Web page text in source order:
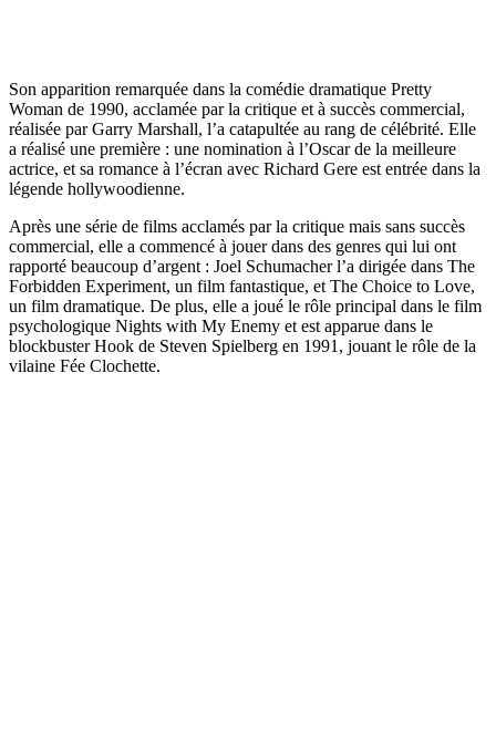
Son apparition remarquée dans la comédie dramatique Pretty
Woman de 1990, acclamée par la critique et à succès commercial,
réalisée par Garry Marshall, l’a catapultée au rang de célébrité. Elle
a réalisé une première : une nomination à l’Oscar de la meilleure
actrice, et sa romance à l’écran avec Richard Gere est entrée dans la
légende hollywoodienne.
Après une série de films acclamés par la critique mais sans succès
commercial, elle a commencé à jouer dans des genres qui lui ont
rapporté beaucoup d’argent : Joel Schumacher l’a dirigée dans The
Forbidden Experiment, un film fantastique, et The Choice to Love,
un film dramatique. De plus, elle a joué le rôle principal dans le film
psychologique Nights with My Enemy et est apparue dans le
blockbuster Hook de Steven Spielberg en 1991, jouant le rôle de la
vilaine Fée Clochette.